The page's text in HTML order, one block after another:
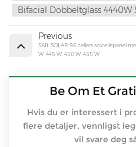
Bifacial Dobbeltglass 4440W
Previous
SAIL SOLAR 96 cellers solcellepanel
W, 445 W, 450 W, 455 W
Be Om Et
Hvis du er interessert i
flere detaljer, vennligst
vil svare deg